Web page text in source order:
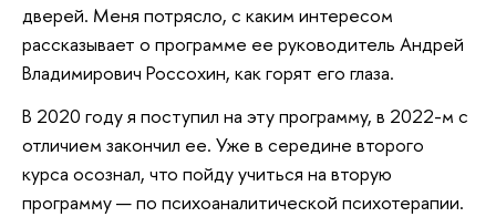
дверей. Меня потрясло, с каким интересом
рассказывает о программе ее руководитель Андрей
Владимирович Россохин, как горят его глаза.
В 2020 году я поступил на эту программу, в 2022-м с
отличием закончил ее. Уже в середине второго
курса осознал, что пойду учиться на вторую
программу — по психоаналитической психотерапии.